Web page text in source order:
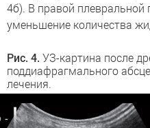
4б). В правой плевральной
уменьшение количества
Рис. 4. УЗ-картина после
поддиафрагмального
лечения.